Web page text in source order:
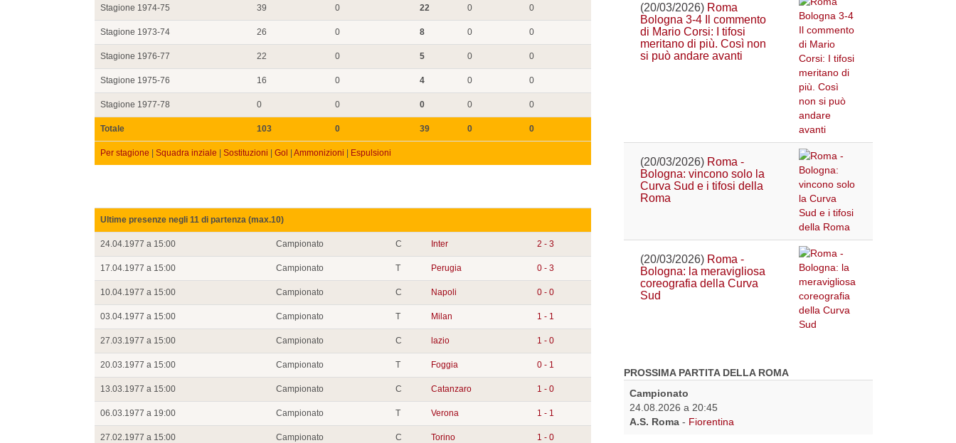
Stagione 1974-75 39 0 22 0 0
Stagione 1973-74 26 0 8 0 0
Stagione 1976-77 22 0 5 0 0
Stagione 1975-76 16 0 4 0 0
Stagione 1977-78 0 0 0 0 0
Totale 103 0 39 0 0
Per stagione | Squadra inziale | Sostituzioni | Gol | Ammonizioni | Espulsioni
Ultime presenze negli 11 di partenza (max.10)
24.04.1977 a 15:00 Campionato C Inter 2 - 3
17.04.1977 a 15:00 Campionato T Perugia 0 - 3
10.04.1977 a 15:00 Campionato C Napoli 0 - 0
03.04.1977 a 15:00 Campionato T Milan 1 - 1
27.03.1977 a 15:00 Campionato C lazio 1 - 0
20.03.1977 a 15:00 Campionato T Foggia 0 - 1
13.03.1977 a 15:00 Campionato C Catanzaro 1 - 0
06.03.1977 a 19:00 Campionato T Verona 1 - 1
27.02.1977 a 15:00 Campionato C Torino 1 - 0
(20/03/2026) Roma
Bologna 3-4 Il commento
di Mario Corsi: I tifosi
meritano di più. Così non
si può andare avanti
(20/03/2026) Roma -
Bologna: vincono solo la
Curva Sud e i tifosi della
Roma
(20/03/2026) Roma -
Bologna: la meravigliosa
coreografia della Curva
Sud
PROSSIMA PARTITA DELLA ROMA
Campionato
24.08.2026 a 20:45
A.S. Roma - Fiorentina